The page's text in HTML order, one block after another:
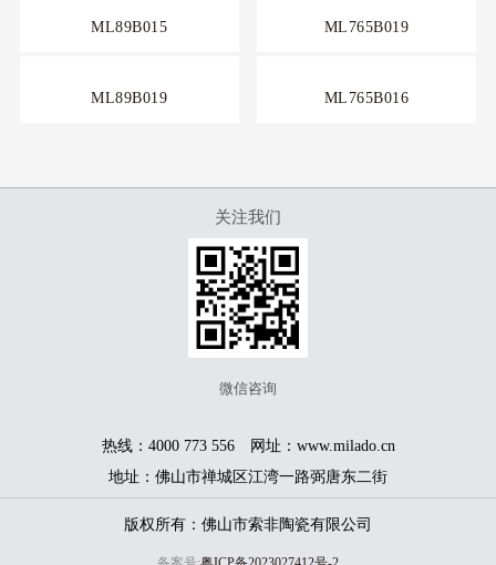
ML89B015 ML765B019
ML89B019 ML765B016
关注我们
微信咨询
热线：4000 773 556 网址：www.milado.cn
地址：佛山市禅城区江湾一路弼唐东二街
版权所有：佛山市索非陶瓷有限公司